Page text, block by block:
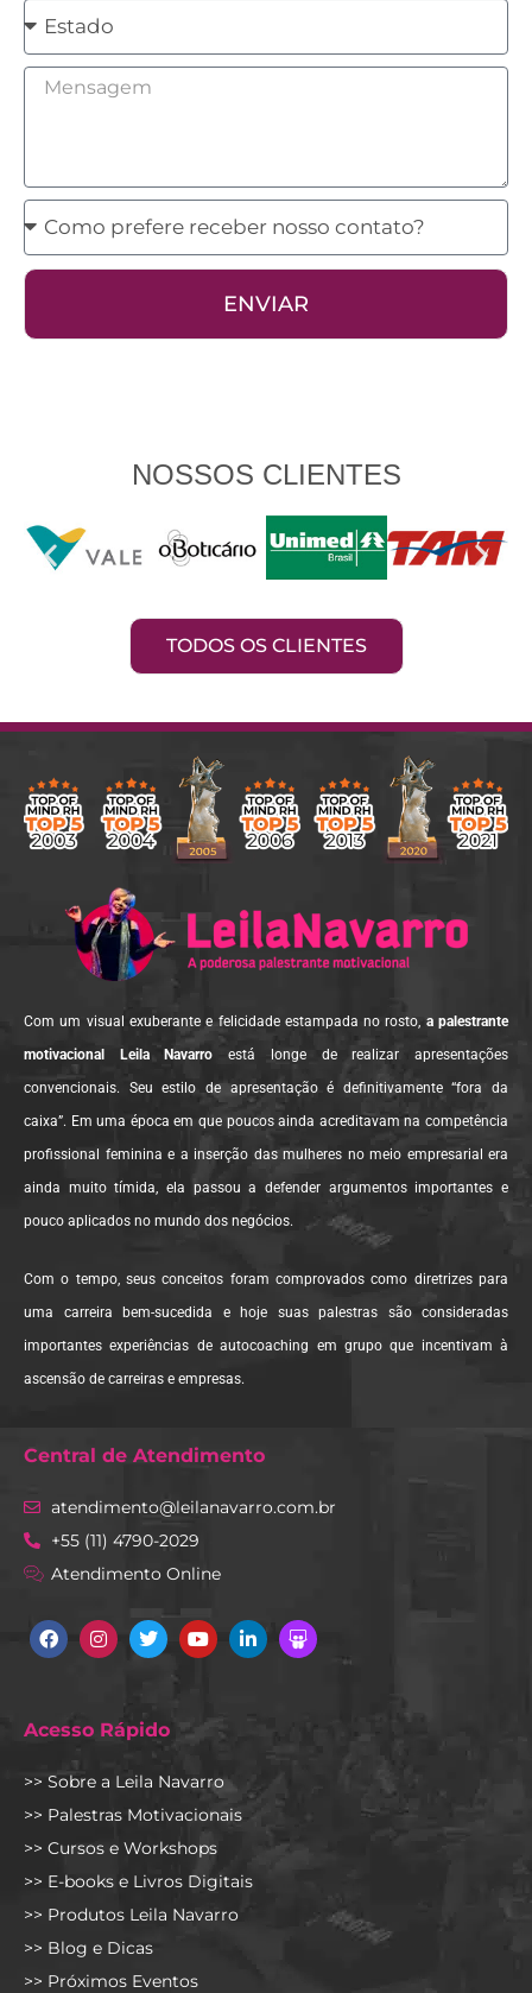
Estado
Mensagem
Como
prefere
receber
contato?
ENVIAR
NOSSOS CLIENTES
TODOS OS CLIENTES
Com um visual exuberante e felicidade estampada no rosto, a palestrante
motivacional Leila Navarro está longe de realizar apresentações
convencionais. Seu estilo de apresentação é definitivamente “fora da
caixa”. Em uma época em que poucos ainda acreditavam na competência
profissional feminina e a inserção das mulheres no meio empresarial era
ainda muito tímida, ela passou a defender argumentos importantes e
pouco aplicados no mundo dos negócios.
Com o tempo, seus conceitos foram comprovados como diretrizes para
uma carreira bem-sucedida e hoje suas palestras são consideradas
importantes experiências de autocoaching em grupo que incentivam à
ascensão de carreiras e empresas.
Central de Atendimento
atendimento@leilanavarro.com.br
+55 (11) 4790-2029
Atendimento Online
FacebookInstagramTwitterYoutubeLinkedinSlideshare
Acesso Rápido
>> Sobre a Leila Navarro
>> Palestras Motivacionais
>> Cursos e Workshops
>> E-books e Livros Digitais
>> Produtos Leila Navarro
>> Blog e Dicas
>> Próximos Eventos